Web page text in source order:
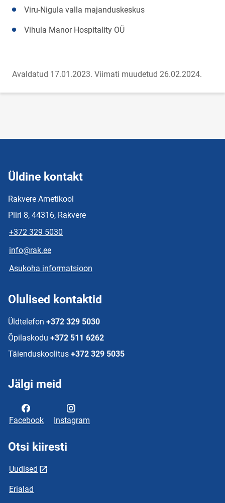
Viru-Nigula valla majanduskeskus
Vihula Manor Hospitality OÜ
Avaldatud 17.01.2023. Viimati muudetud 26.02.2024.
Üldine kontakt
Rakvere Ametikool
Piiri 8, 44316, Rakvere
+372 329 5030
info@rak.ee
Asukoha informatsioon
Olulised kontaktid
Üldtelefon +372 329 5030
Õpilaskodu +372 511 6262
Täienduskoolitus +372 329 5035
Jälgi meid
Facebook Instagram
Otsi kiiresti
Uudised
Erialad